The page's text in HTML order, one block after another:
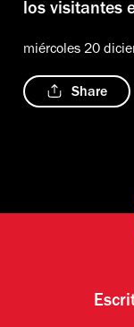
los visitantes
miércoles 20
Share